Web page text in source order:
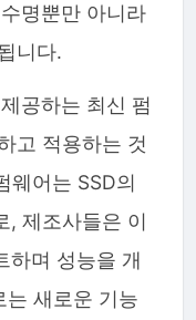
명뿐만 아니라
니다.
공하는 최신 펌
고 적용하는 것
웨어는 SSD의
, 제조사들은 이
하며 성능을 개
는 새로운 기능